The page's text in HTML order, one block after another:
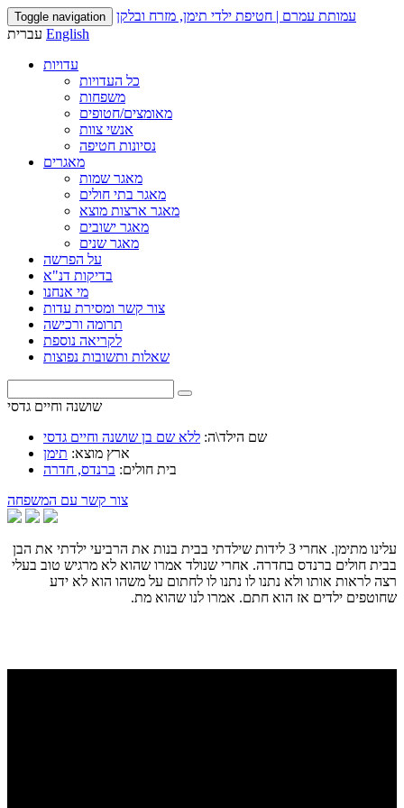
Toggle navigation
עמותת עמרם | חטיפת ילדי תימן, מזרח ובלקן
עברית English
עדויות
כל העדויות
משפחות
מאומצים/חטופים
אנשי צוות
נסיונות חטיפה
מאגרים
מאגר שמות
מאגר בתי חולים
מאגר ארצות מוצא
מאגר ישובים
מאגר שנים
על הפרשה
בדיקות דנ"א
מי אנחנו
צור קשר ומסירת עדות
תרומה ורכישה
לקריאה נוספת
שאלות ותשובות נפוצות
שושנה וחיים גדסי
שם הילד\ה: ללא שם בן שושנה וחיים גדסי
ארץ מוצא: תימן
בית חולים: ברנדס, חדרה
צור קשר עם המשפחה
עלינו מתימן. אחרי 3 לידות שילדתי בבית בנות את הרביעי ילדתי את הבן
בבית חולים ברנדס בחדרה. אחרי שנולד אמרו שהוא לא מרגיש טוב בעלי
רצה לראות אותו ולא נתנו לו נתנו לו לחתום על משהו הוא לא ידע
שחוטפים ילדים אז הוא חתם. אמרו לנו שהוא מת.